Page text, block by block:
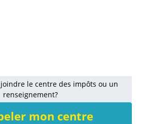
le centre des impôts ou un
renseignement?
mon centre